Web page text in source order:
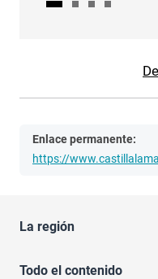
Enlace permanente:
https://
La región
Todo el contenido